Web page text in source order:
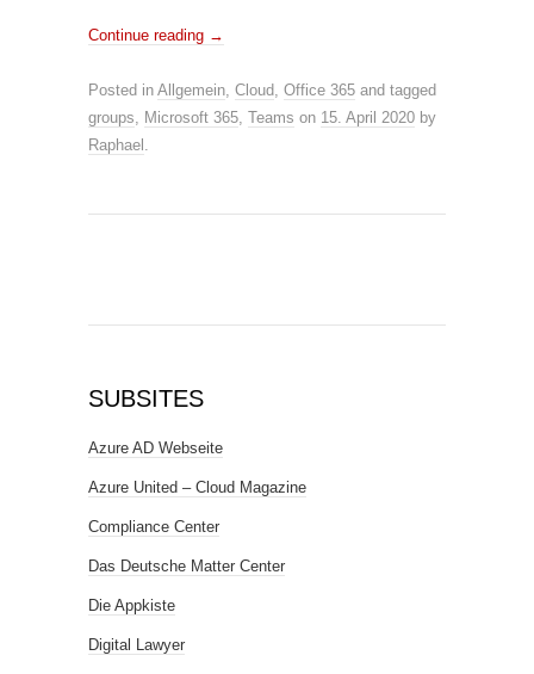
Continue reading →
Posted in Allgemein, Cloud, Office 365 and tagged
groups, Microsoft 365, Teams on 15. April 2020 by
Raphael .
SUBSITES
Azure AD Webseite
Azure United – Cloud Magazine
Compliance Center
Das Deutsche Matter Center
Die Appkiste
Digital Lawyer